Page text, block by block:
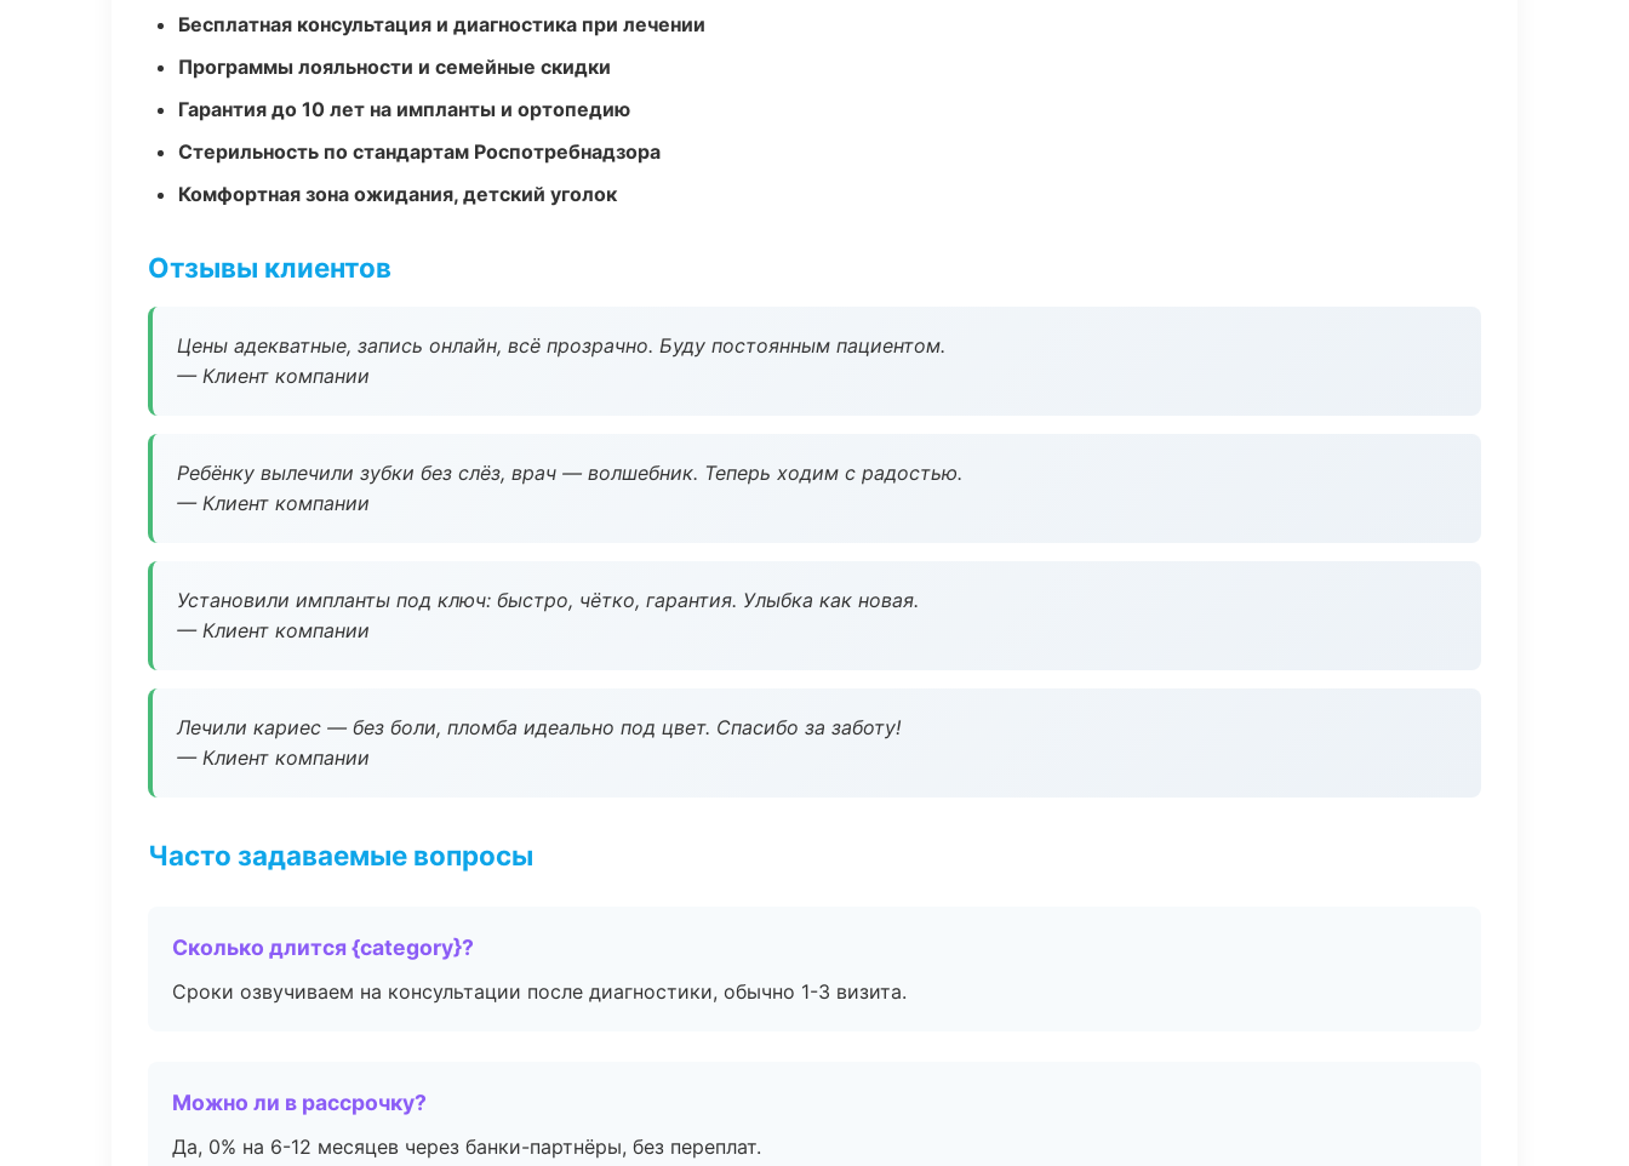
Бесплатная консультация и диагностика при лечении
Программы лояльности и семейные скидки
Гарантия до 10 лет на импланты и ортопедию
Стерильность по стандартам Роспотребнадзора
Комфортная зона ожидания, детский уголок
Отзывы клиентов
Цены адекватные, запись онлайн, всё прозрачно. Буду постоянным пациентом.
— Клиент компании
Ребёнку вылечили зубки без слёз, врач — волшебник. Теперь ходим с радостью.
— Клиент компании
Установили импланты под ключ: быстро, чётко, гарантия. Улыбка как новая.
— Клиент компании
Лечили кариес — без боли, пломба идеально под цвет. Спасибо за заботу!
— Клиент компании
Часто задаваемые вопросы
Сколько длится {category}?
Сроки озвучиваем на консультации после диагностики, обычно 1-3 визита.
Можно ли в рассрочку?
Да, 0% на 6-12 месяцев через банки-партнёры, без переплат.